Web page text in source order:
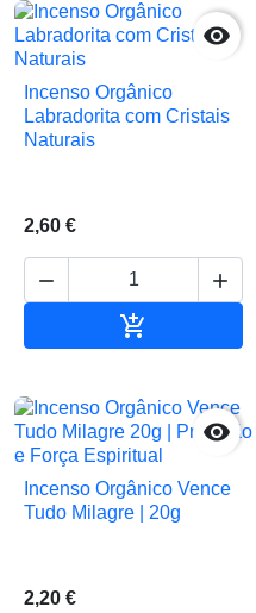

Incenso Orgânico
Labradorita com Cristais
Naturais
2,60 €
 


Incenso Orgânico Vence
Tudo Milagre | 20g
2,20 €